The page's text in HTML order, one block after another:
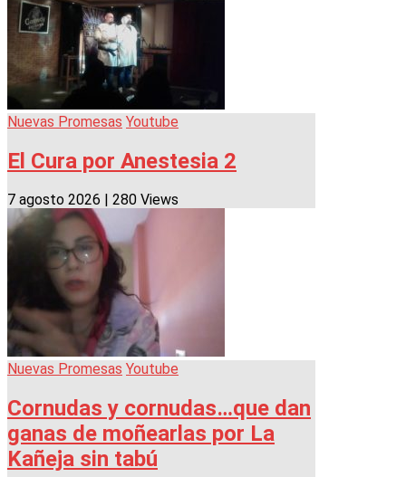
Nuevas Promesas Youtube
El Cura por Anestesia 2
7 agosto 2026 280 Views
Nuevas Promesas Youtube
Cornudas y cornudas…que dan
ganas de moñearlas por La
Kañeja sin tabú